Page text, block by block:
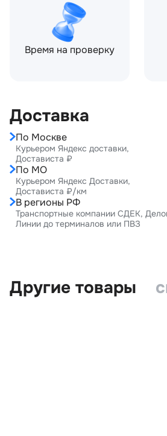
Время на проверку
Доставка
По Москве
Курьером Яндекс доставки,
Достависта ₽
По МО
Курьером Яндекс Доставки,
Достависта ₽/км
В регионы РФ
Транспортные компании СДЕК,
Линии до терминалов или ПВЗ
Другие товары